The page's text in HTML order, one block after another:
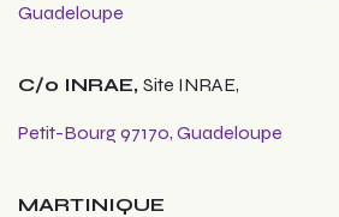
C/o INRAE, Site INRAE,
Petit-Bourg 97170, Guadeloupe
Guadeloupe
MARTINIQUE